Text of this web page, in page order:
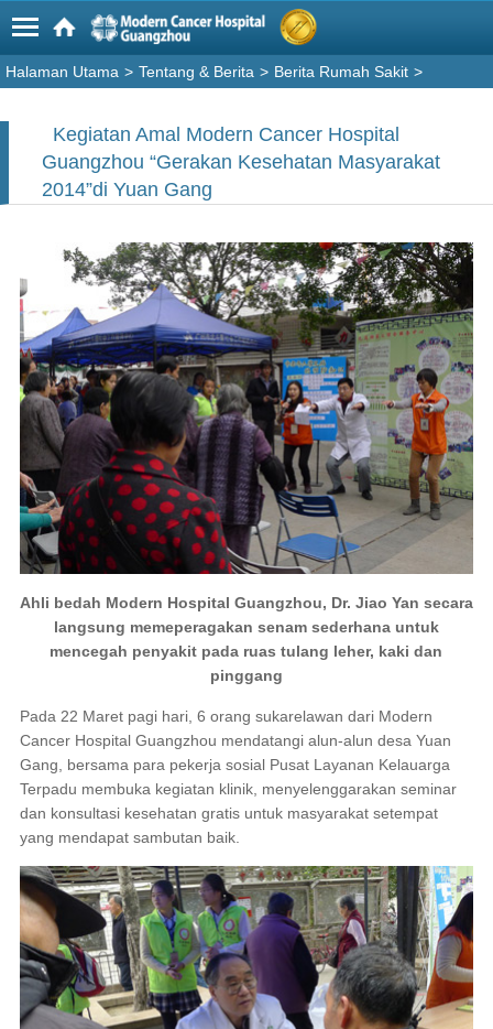
Halaman Utama > Tentang & Berita > Berita Rumah Sakit >
Kegiatan Amal Modern Cancer Hospital
Guangzhou “Gerakan Kesehatan Masyarakat
2014”di Yuan Gang
Ahli bedah Modern Hospital Guangzhou, Dr. Jiao Yan secara
langsung memeperagakan senam sederhana untuk
mencegah penyakit pada ruas tulang leher, kaki dan
pinggang
Pada 22 Maret pagi hari, 6 orang sukarelawan dari Modern
Cancer Hospital Guangzhou mendatangi alun-alun desa Yuan
Gang, bersama para pekerja sosial Pusat Layanan Kelauarga
Terpadu membuka kegiatan klinik, menyelenggarakan seminar
dan konsultasi kesehatan gratis untuk masyarakat setempat
yang mendapat sambutan baik.